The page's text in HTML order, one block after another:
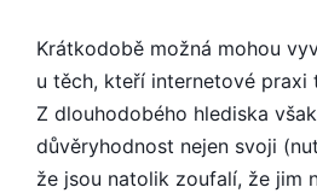
Krátkodobě možná mohou
u těch, kteří internetové praxi
Z dlouhodobého hlediska
důvěryhodnost nejen svoji
že jsou natolik zoufalí, že jim